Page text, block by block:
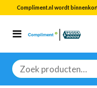
Compliment.nl wordt
Zoeken
naar:
Bekijk